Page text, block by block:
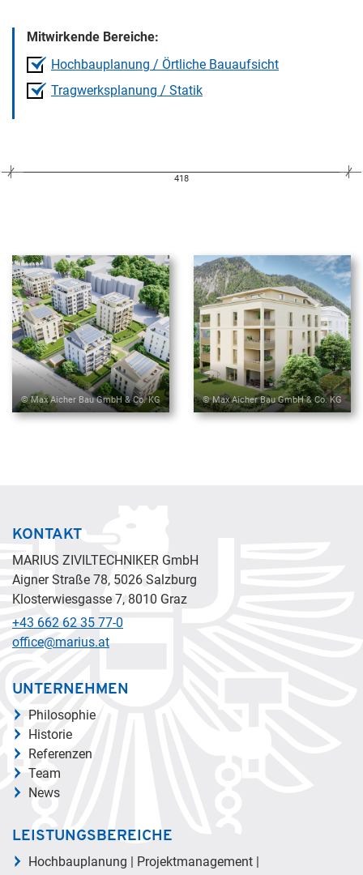
Mitwirkende Bereiche:
Hochbauplanung / Örtliche Bauaufsicht
Tragwerksplanung / Statik
418
© Max Aicher Bau GmbH & Co. KG © Max Aicher Bau GmbH & Co. KG
KONTAKT
MARIUS ZIVILTECHNIKER GmbH
Aigner Straße 78, 5026 Salzburg
Klosterwiesgasse 7, 8010 Graz
+43 662 62 35 77-0
office@marius.at
UNTERNEHMEN
Philosophie
Historie
Referenzen
Team
News
LEISTUNGSBEREICHE
Hochbauplanung | Projektmanagement |